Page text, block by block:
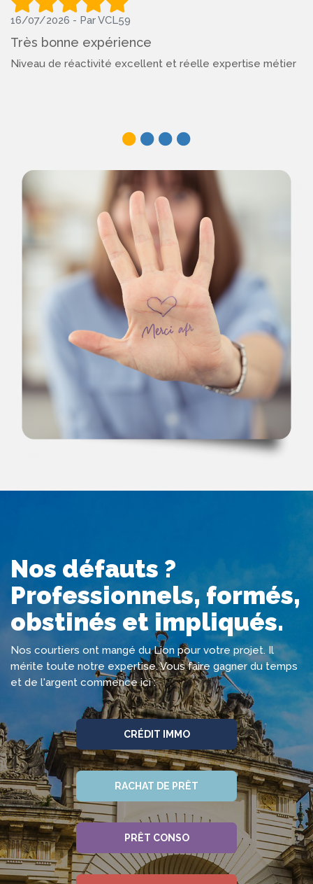
16/07/2026 - Par VCL59
Très bonne expérience
Niveau de réactivité excellent et réelle expertise métier
Nos défauts ?
Professionnels, formés,
obstinés et impliqués.
Nos courtiers ont mangé du Lion pour votre projet. Il
mérite toute notre expertise. Vous faire gagner du temps
et de l'argent commence ici :
CRÉDIT IMMO
RACHAT DE PRÊT
PRÊT CONSO